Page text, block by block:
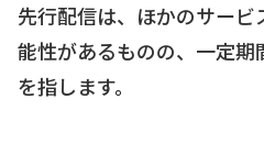
先行配信は、ほかのサー
能性があるものの、一定
を指します。